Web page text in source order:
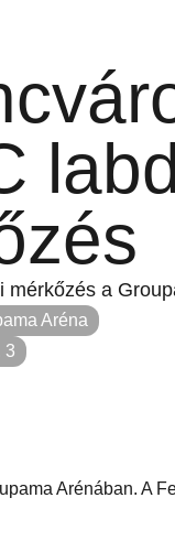
mérkőzés a
Aréna
3
Arénában. A